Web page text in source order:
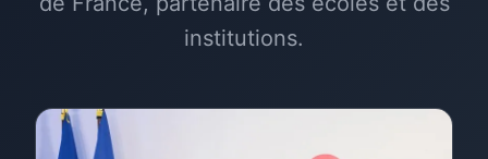
institutions.